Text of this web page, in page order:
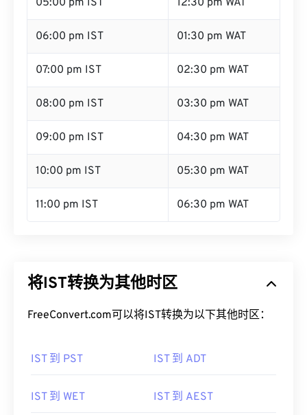
05:00 pm IST 12:30 pm WAT
06:00 pm IST 01:30 pm WAT
07:00 pm IST 02:30 pm WAT
08:00 pm IST 03:30 pm WAT
09:00 pm IST 04:30 pm WAT
10:00 pm IST 05:30 pm WAT
11:00 pm IST 06:30 pm WAT
将IST转换为其他时区
FreeConvert.com可以将IST转换为以下其他时区：
IST 到 PST IST 到 ADT
IST 到 WET IST 到 AEST